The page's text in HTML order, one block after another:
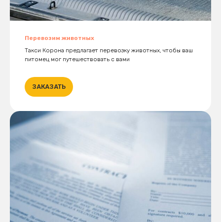
Перевозим животных
Такси Корона предлагает перевозку животных, чтобы ваш
питомец мог путешествовать с вами
ЗАКАЗАТЬ